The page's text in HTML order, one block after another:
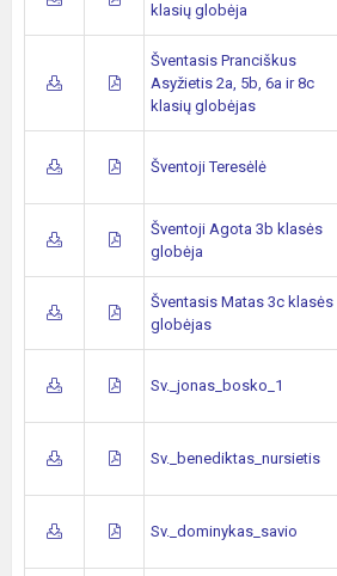
klasių globėja
Šventasis Pranciškus
Asyžietis 2a, 5b, 6a ir 8c
klasių globėjas
Šventoji Teresėlė
Šventoji Agota 3b klasės
globėja
Šventasis Matas 3c klasės
globėjas
Sv._jonas_bosko_1
Sv._benediktas_nursietis
Sv._dominykas_savio